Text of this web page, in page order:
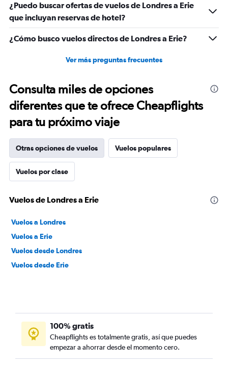
¿Puedo buscar ofertas de vuelos de Londres a Erie
que incluyan reservas de hotel?
¿Cómo busco vuelos directos de Londres a Erie?
Ver más preguntas frecuentes
Consulta miles de opciones
diferentes que te ofrece Cheapflights
para tu próximo viaje
Otras opciones de vuelos Vuelos populares
Vuelos por clase
Vuelos de Londres a Erie
Vuelos a Londres
Vuelos a Erie
Vuelos desde Londres
Vuelos desde Erie
100% gratis
Cheapflights es totalmente gratis, así que puedes
empezar a ahorrar desde el momento cero.